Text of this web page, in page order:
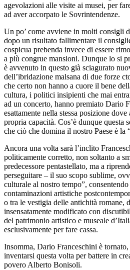
agevolazioni alle visite ai musei, per
ad aver accorpato le Sovrintendenze.
Un po’ come avviene in molti consigli
dopo un risultato fallimentare il
cospicua prebenda invece di essere
a più congrue mansioni. Dunque lo si
è avvenuto in questo già sciagurato
dell’ibridazione malsana di due forze
che certo non hanno a cuore il bene
cultura, i politici insipienti che mai
ad un concerto, hanno premiato Dario
esattamente nella stessa posizione
propria capacità. Cos’è dunque questa
che ciò che domina il nostro Paese è la
Ancora una volta sarà l’inclito
politicamente corretto, non soltanto a
predecessore pentastellato, ma a
perseguitare – il suo scopo sublime,
culturale al nostro tempo”,
contaminazioni artistiche
o tra le vestigia delle antichità romane,
insensatamente modificato con
del patrimonio artistico e museale
esclusivamente per fare cassa.
Insomma, Dario Franceschini è
inventarsi questa volta per battere in
povero Alberto Bonisoli.